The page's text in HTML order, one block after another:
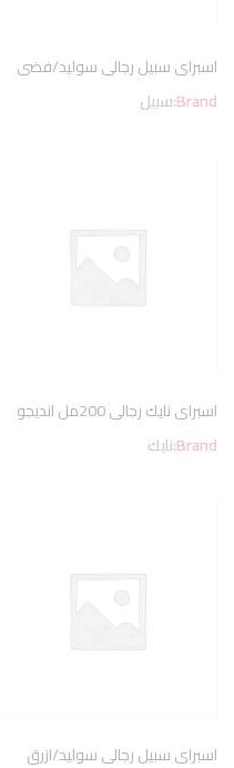
اسبراى سبيل رجالى سوليد/فضى
Brand:سبيل
اسبراى نايك رجالى 200مل انديجو
Brand:نايك
اسبراى سبيل رجالى سوليد/ازرق